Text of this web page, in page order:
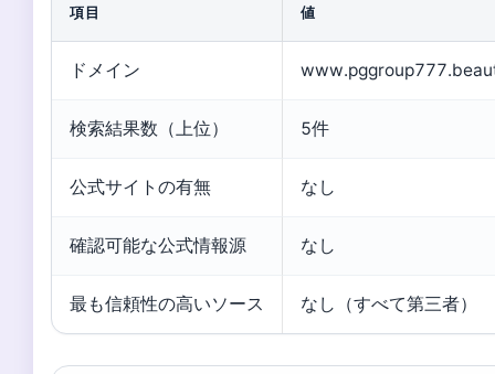
項目 値
ドメイン
検索結果数（上位） 5件
公式サイトの有無 なし
確認可能な公式情報源 なし
最も信頼性の高いソース なし（すべて第三者）